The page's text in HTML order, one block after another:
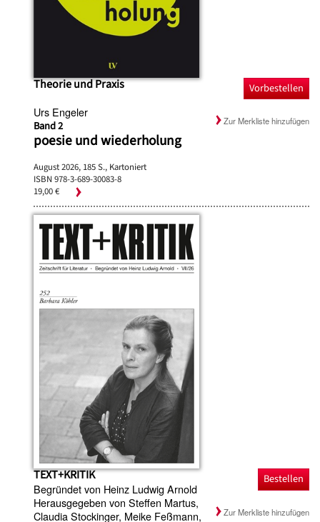
Vorbestellen
Zur Merkliste hinzufügen
Theorie und Praxis
Urs Engeler
Band 2
poesie und wiederholung
August 2026, 185 S., Kartoniert
ISBN 978-3-689-30083-8
19,00 €
Bestellen
Zur Merkliste hinzufügen
TEXT+KRITIK
Begründet von Heinz Ludwig Arnold
Herausgegeben von Steffen Martus,
Claudia Stockinger, Meike Feßmann,